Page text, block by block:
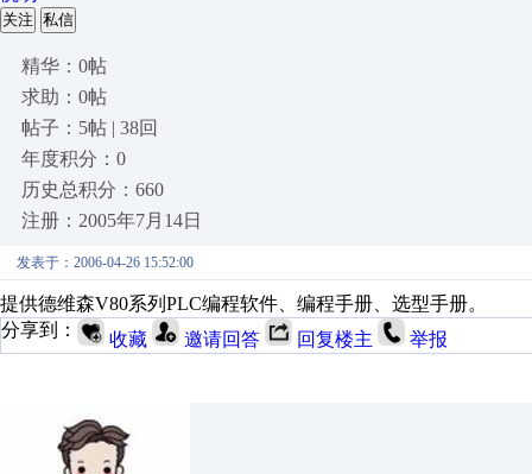
关注 私信
精华：0帖
求助：0帖
帖子：5帖 | 38回
年度积分：0
历史总积分：660
注册：2005年7月14日
发表于：2006-04-26 15:52:00
提供德维森V80系列PLC编程软件、编程手册、选型手册。
分享到：
收藏 邀请回答 回复楼主 举报